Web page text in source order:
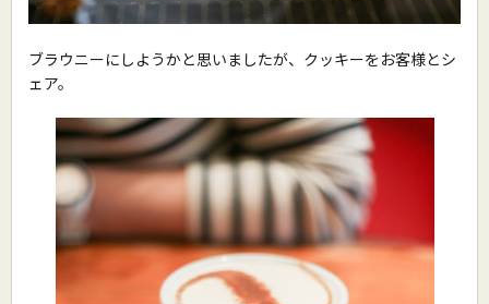
ブラウニーにしようかと思いましたが、クッキーをお客様とシ
ェア。